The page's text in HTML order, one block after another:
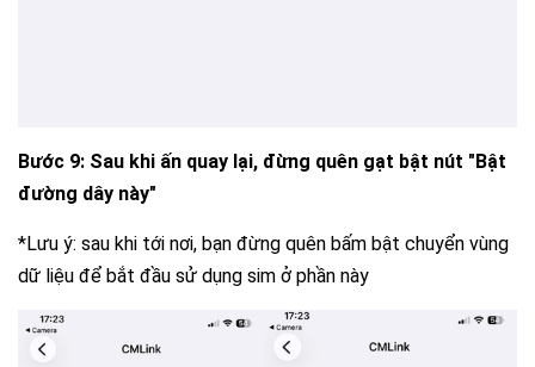
Bước 9: Sau khi ấn quay lại, đừng quên gạt bật nút "Bật
đường dây này"
*Lưu ý: sau khi tới nơi, bạn đừng quên bấm bật chuyển vùng
dữ liệu để bắt đầu sử dụng sim ở phần này